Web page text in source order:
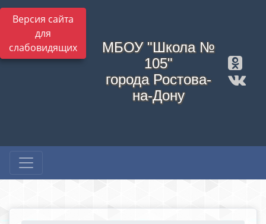
Версия сайта
для
слабовидящих
МБОУ "Школа №
105"
города Ростова-
на-Дону